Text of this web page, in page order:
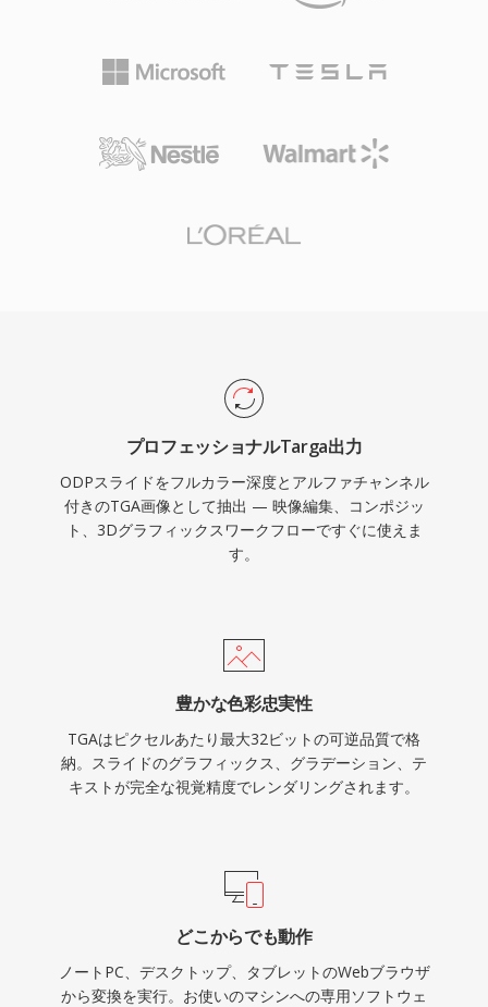
プロフェッショナルTarga出力
ODPスライドをフルカラー深度とアルファチャンネル
付きのTGA画像として抽出 — 映像編集、コンポジッ
ト、3Dグラフィックスワークフローですぐに使えま
す。
豊かな色彩忠実性
TGAはピクセルあたり最大32ビットの可逆品質で格
納。スライドのグラフィックス、グラデーション、テ
キストが完全な視覚精度でレンダリングされます。
どこからでも動作
ノートPC、デスクトップ、タブレットのWebブラウザ
から変換を実行。お使いのマシンへの専用ソフトウェ